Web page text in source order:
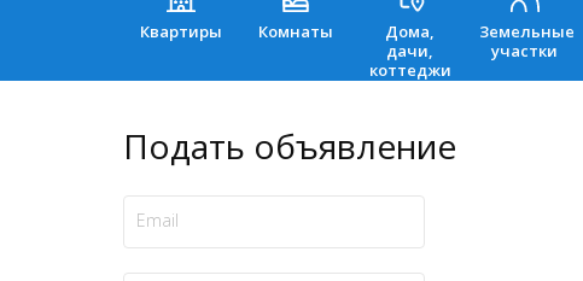
Квартиры Комнаты
Дома,
дачи,
коттеджи
Земельные
участки
Подать объявление